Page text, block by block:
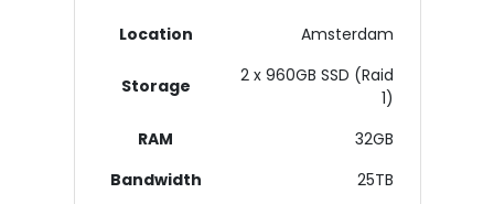
Location Amsterdam
Storage
2 x 960GB SSD (Raid
1)
RAM
32GB
Bandwidth
25TB